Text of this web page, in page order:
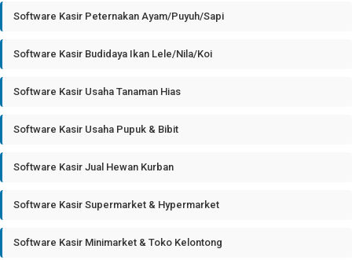
Software Kasir Peternakan Ayam/Puyuh/Sapi
Software Kasir Budidaya Ikan Lele/Nila/Koi
Software Kasir Usaha Tanaman Hias
Software Kasir Usaha Pupuk & Bibit
Software Kasir Jual Hewan Kurban
Software Kasir Supermarket & Hypermarket
Software Kasir Minimarket & Toko Kelontong